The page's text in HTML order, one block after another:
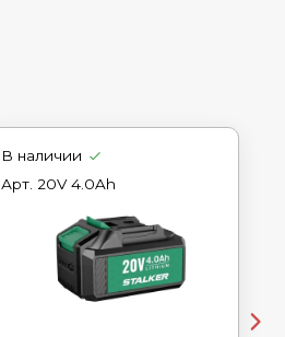
В наличии
Арт. 20V 4.0Ah